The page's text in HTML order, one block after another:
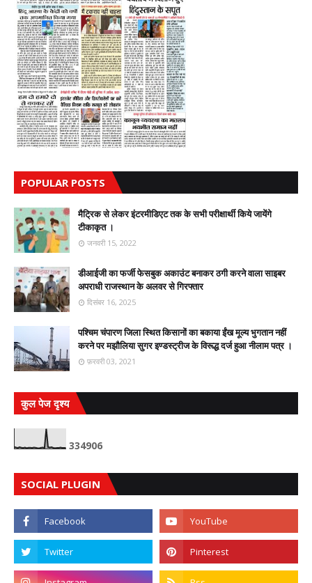
POPULAR POSTS
मैट्रिक से लेकर इंटरमीडिएट तक के सभी परीक्षार्थी किये जायेंगे
टीकाकृत ।
जनवरी 15, 2022
डीआईजी का फर्जी फेसबुक अकाउंट बनाकर ठगी करने वाला साइबर
अपराधी राजस्थान के अलवर से गिरफ्तार
दिसंबर 16, 2025
पश्चिम चंपारण जिला स्थित किसानों का बकाया ईंख मूल्य भुगतान नहीं
करने पर मझौलिया सुगर इण्डस्ट्रीज के विरूद्ध दर्ज हुआ नीलाम पत्र ।
फ़रवरी 03, 2021
कुल पेज दृश्य
334906
SOCIAL PLUGIN